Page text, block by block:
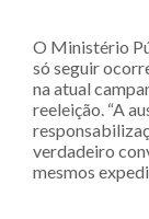
O Ministério
só seguir
na atual
reeleição. “A
verdadeiro
mesmos